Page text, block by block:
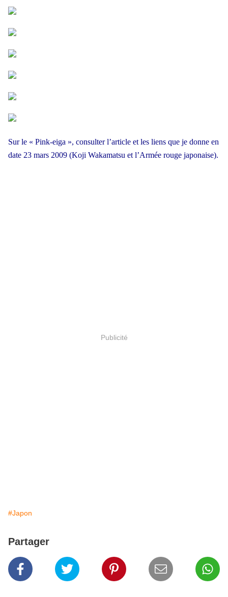
Sur le « Pink-eiga », consulter l’article et les liens que je donne en
date 23 mars 2009 (Koji Wakamatsu et l’Armée rouge japonaise).
Publicité
#Japon
Partager